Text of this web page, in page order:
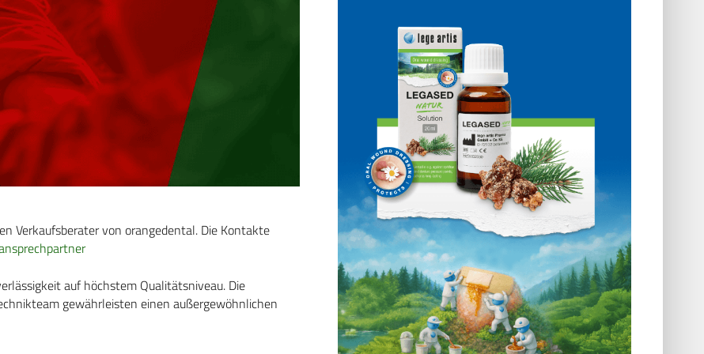
Verkaufsberater von orangedental. Die Kontakte
auf höchstem Qualitätsniveau. Die
gewährleisten einen außergewöhnlichen